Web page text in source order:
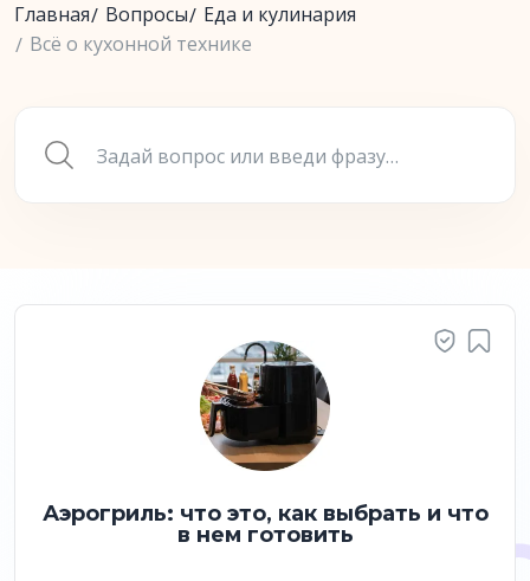
Главная
Вопросы
Еда и кулинария
Всё о кухонной технике
Аэрогриль: что это, как выбрать и что
в нем готовить